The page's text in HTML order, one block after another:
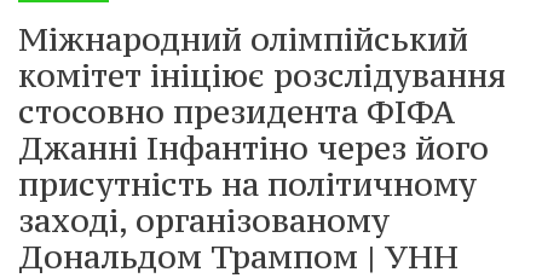
Міжнародний олімпійський
комітет ініціює розслідування
стосовно президента ФІФА
Джанні Інфантіно через його
присутність на політичному
заході, організованому
Дональдом Трампом | УНН